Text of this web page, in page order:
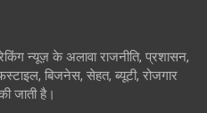
न्यूज़ के अलावा राजनीति, प्रशासन,
बिजनेस, सेहत, ब्यूटी, रोजगार
जाती है।